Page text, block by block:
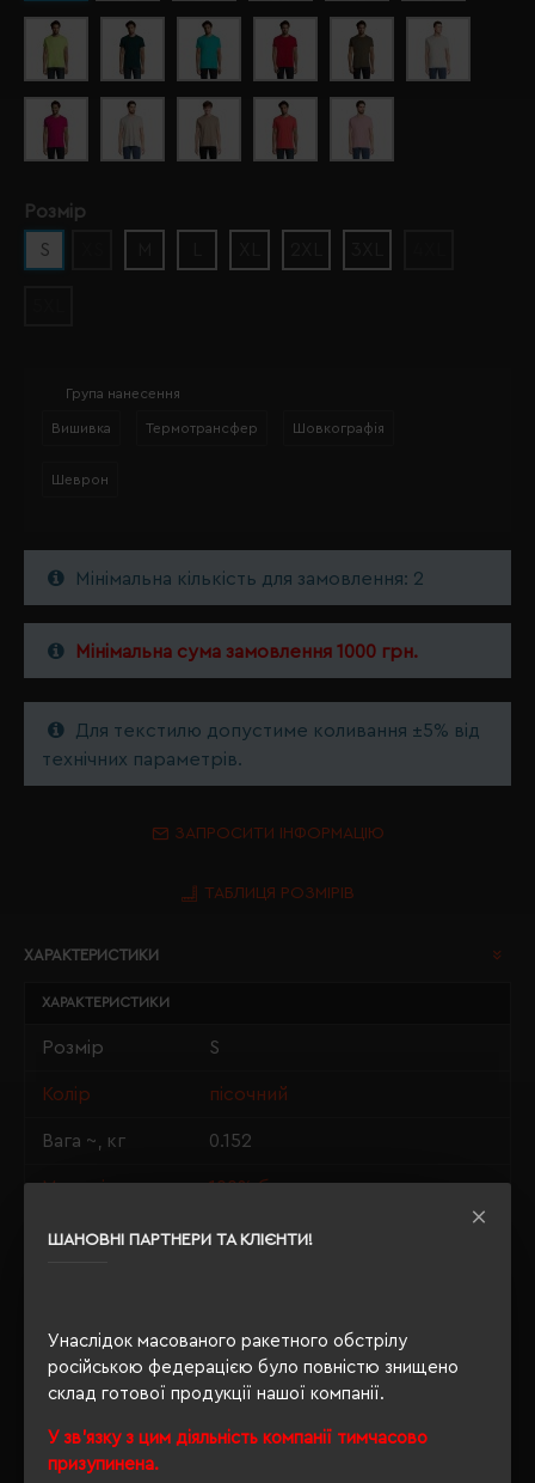
ШАНОВНІ ПАРТНЕРИ ТА КЛІЄНТИ!
Унаслідок масованого ракетного обстрілу
російською федерацією було повністю знищено
склад готової продукції нашої компанії.
У зв'язку з цим діяльність компанії тимчасово
призупинена.
Розмір
S
Група нанесення
Вишивка Термотрансфер Шовкографія
Шеврон
Мінімальна кількість для замовлення: 2
Мінімальна сума замовлення 1000 грн.
Для текстилю допустиме коливання ±5% від
технічних параметрів.
ЗАПРОСИТИ ІНФОРМАЦІЮ
ТАБЛИЦЯ РОЗМІРІВ
ХАРАКТЕРИСТИКИ
ХАРАКТЕРИСТИКИ
Розмір S
Колір пісочний
Вага ~, кг 0.152
Матеріали 100% бавовна
Стать унісекс
Щільність 190 г/м²
Крій прямий
Розпакування
упаковки